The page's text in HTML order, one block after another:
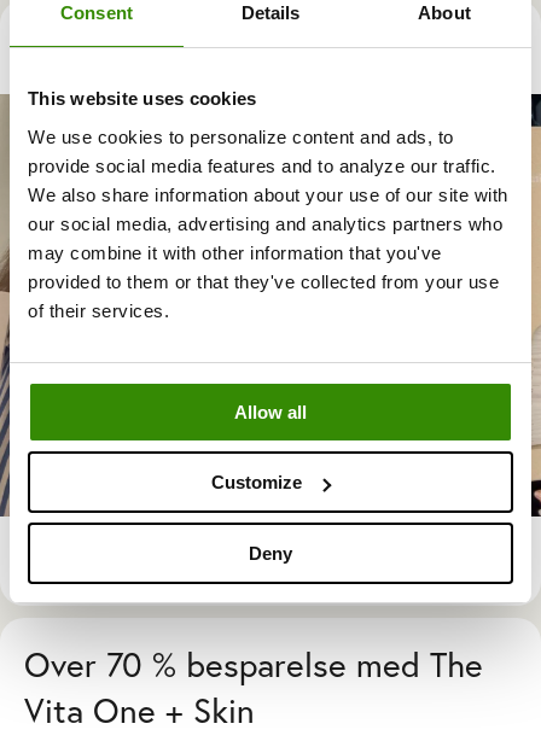
Consent Details About
This website uses cookies
We use cookies to personalize content and ads, to
provide social media features and to analyze our traffic.
We also share information about your use of our site with
our social media, advertising and analytics partners who
may combine it with other information that you've
provided to them or that they've collected from your use
of their services.
Allow all
Customize
Deny
Elsket av medlemmene våre
Over 70 % besparelse med The
Vita One + Skin